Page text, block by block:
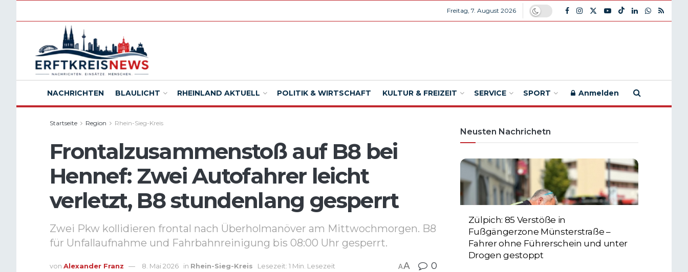
Freitag, 7. August 2026
NACHRICHTEN BLAULICHT RHEINLAND AKTUELL POLITIK & WIRTSCHAFT KULTUR & FREIZEIT SERVICE SPORT Anmelden
Startseite Region Rhein-Sieg-Kreis
Frontalzusammenstoß auf B8 bei
Hennef: Zwei Autofahrer leicht
verletzt, B8 stundenlang gesperrt
Zwei Pkw kollidieren frontal nach Überholmanöver am Mittwochmorgen. B8
für Unfallaufnahme und Fahrbahnreinigung bis 08:00 Uhr gesperrt.
von Alexander Franz 8. Mai 2026 in Rhein-Sieg-Kreis Lesezeit: 1 Min. Lesezeit AA 0
Neusten Nachrichetn
Zülpich: 85 Verstöße in
Fußgängerzone Münsterstraße –
Fahrer ohne Führerschein und unter
Drogen gestoppt